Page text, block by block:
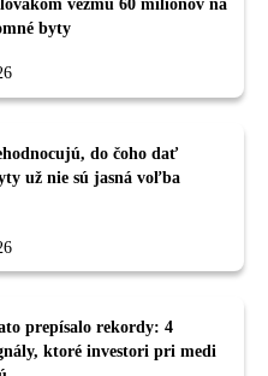
vezmú 60 miliónov na
byty
do čoho dať
už nie sú jasná voľba
prepísalo rekordy: 4
ktoré investori pri medi